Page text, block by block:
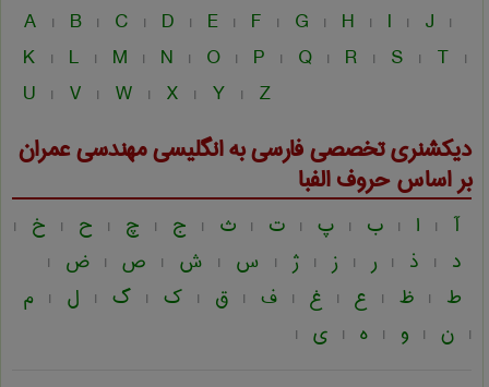
A | B | C | D | E | F | G | H | I | J |
K | L | M | N | O | P | Q | R | S | T |
U | V | W | X | Y | Z
دیکشنری تخصصی فارسی به انگلیسیمهندسی عمران
بر اساس حروف الفبا
آ | ا | ب | پ | ت | ث | ج | چ | ح | خ |
د | ذ | ر | ز | ژ | س | ش | ص | ض |
ط | ظ | ع | غ | ف | ق | ک | گ | ل | م
| ن | و | ه | ی |